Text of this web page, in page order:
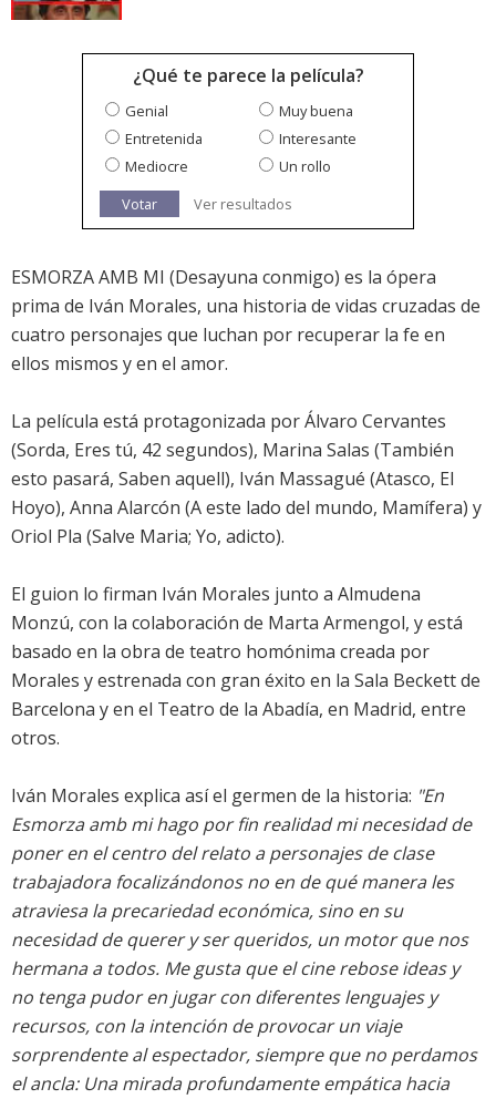
¿Qué te parece la película?
Genial
Muy buena
Entretenida
Interesante
Mediocre
Un rollo
Votar
Ver resultados
ESMORZA AMB MI (Desayuna conmigo) es la ópera
prima de Iván Morales, una historia de vidas cruzadas de
cuatro personajes que luchan por recuperar la fe en
ellos mismos y en el amor.
La película está protagonizada por Álvaro Cervantes
(Sorda, Eres tú, 42 segundos), Marina Salas (También
esto pasará, Saben aquell), Iván Massagué (Atasco, El
Hoyo), Anna Alarcón (A este lado del mundo, Mamífera) y
Oriol Pla (Salve Maria; Yo, adicto).
El guion lo firman Iván Morales junto a Almudena
Monzú, con la colaboración de Marta Armengol, y está
basado en la obra de teatro homónima creada por
Morales y estrenada con gran éxito en la Sala Beckett de
Barcelona y en el Teatro de la Abadía, en Madrid, entre
otros.
Iván Morales explica así el germen de la historia: "En
Esmorza amb mi hago por fin realidad mi necesidad de
poner en el centro del relato a personajes de clase
trabajadora focalizándonos no en de qué manera les
atraviesa la precariedad económica, sino en su
necesidad de querer y ser queridos, un motor que nos
hermana a todos. Me gusta que el cine rebose ideas y
no tenga pudor en jugar con diferentes lenguajes y
recursos, con la intención de provocar un viaje
sorprendente al espectador, siempre que no perdamos
el ancla: Una mirada profundamente empática hacia